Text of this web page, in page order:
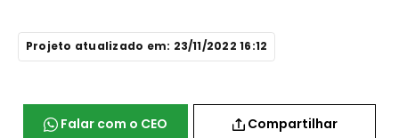
Projeto atualizado em: 23/11/2022 16:12
Falar com o CEO Compartilhar